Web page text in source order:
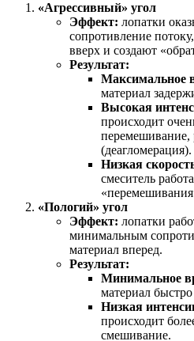
«Агрессивный» угол
Эффект: лопатки
сопротивление
вверх и создают
Результат:
Максимальное
материал
Высокая
происходит
перемешивание,
(деагломерация).
Низкая
смеситель
«Пологий» угол
Эффект: лопатки
минимальным
материал вперед.
Результат:
Минимальное
материал
Низкая
происходит
смешивание.